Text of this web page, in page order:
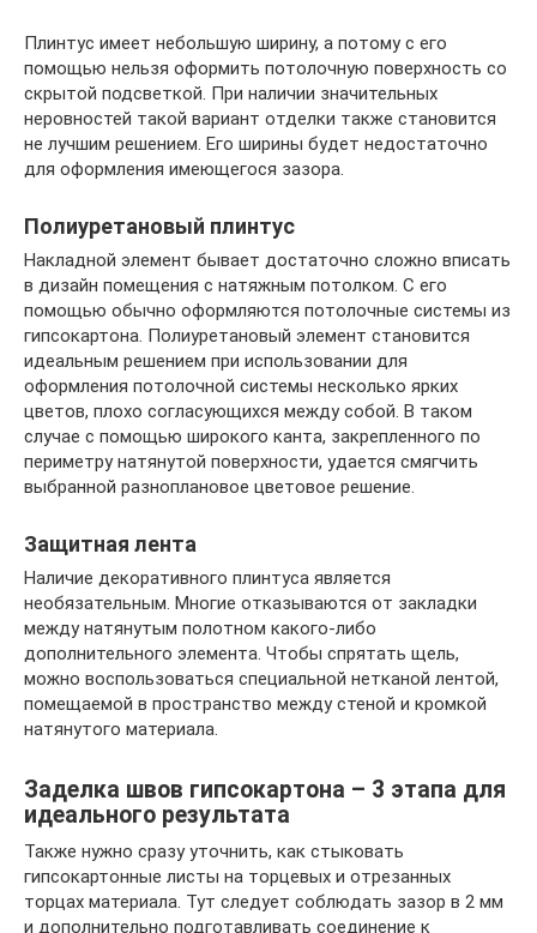
Плинтус имеет небольшую ширину, а потому с его
помощью нельзя оформить потолочную поверхность со
скрытой подсветкой. При наличии значительных
неровностей такой вариант отделки также становится
не лучшим решением. Его ширины будет недостаточно
для оформления имеющегося зазора.
Полиуретановый плинтус
Накладной элемент бывает достаточно сложно вписать
в дизайн помещения с натяжным потолком. С его
помощью обычно оформляются потолочные системы из
гипсокартона. Полиуретановый элемент становится
идеальным решением при использовании для
оформления потолочной системы несколько ярких
цветов, плохо согласующихся между собой. В таком
случае с помощью широкого канта, закрепленного по
периметру натянутой поверхности, удается смягчить
выбранной разноплановое цветовое решение.
Защитная лента
Наличие декоративного плинтуса является
необязательным. Многие отказываются от закладки
между натянутым полотном какого-либо
дополнительного элемента. Чтобы спрятать щель,
можно воспользоваться специальной нетканой лентой,
помещаемой в пространство между стеной и кромкой
натянутого материала.
Заделка швов гипсокартона – 3 этапа для
идеального результата
Также нужно сразу уточнить, как стыковать
гипсокартонные листы на торцевых и отрезанных
торцах материала. Тут следует соблюдать зазор в 2 мм
и дополнительно подготавливать соединение к